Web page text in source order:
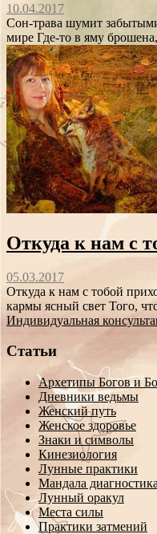
10.04.2017
Сон-трава шумит
мире Где-то в яму
Откуда к нам с
05.03.2017
Откуда к нам с тобой
кармы ясный свет Того,
Индивидуальная
Статьи
Архетипы Богов и
Дневники ведьмы
Женский путь
Женское здоровье
Знаки и символы
Кинезиология
Лунные практики
Мандала диагностика
Лунный оракул
Места силы
Практики затмений